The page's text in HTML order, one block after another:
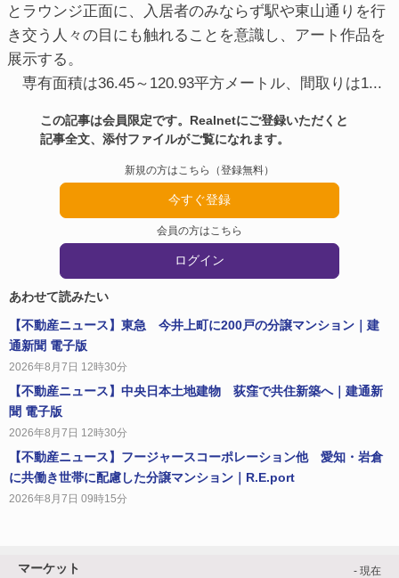
とラウンジ正面に、入居者のみならず駅や東山通りを行
き交う人々の目にも触れることを意識し、アート作品を
展示する。
専有面積は36.45～120.93平方メートル、間取りは1...
この記事は会員限定です。Realnetにご登録いただくと
記事全文、添付ファイルがご覧になれます。
新規の方はこちら（登録無料）
今すぐ登録
会員の方はこちら
ログイン
あわせて読みたい
【不動産ニュース】東急 今井上町に200戸の分譲マンション｜建
通新聞 電子版
2026年8月7日 12時30分
【不動産ニュース】中央日本土地建物 荻窪で共住新築へ｜建通新
聞 電子版
2026年8月7日 12時30分
【不動産ニュース】フージャースコーポレーション他 愛知・岩倉
に共働き世帯に配慮した分譲マンション｜R.E.port
2026年8月7日 09時15分
マーケット - 現在